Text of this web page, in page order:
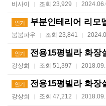
비사이 | 조회 23,929 |
인기 부분인테리어 리모
붐붐파우 | 조회 23,841 |
인기 전용15평빌라 화장
강상희 | 조회 51,397 |
인기 전용15평빌라 화장
강상희 | 조회 47,212 |